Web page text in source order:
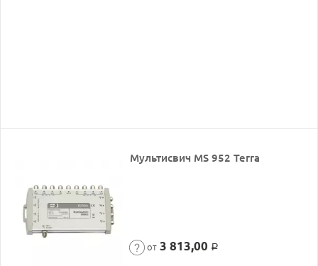
Мультисвич MS 952 Terra
от 3 813,00 Р